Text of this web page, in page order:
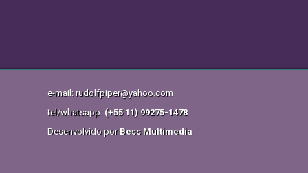
e-mail: rudolfpiper@yahoo.com
tel/whatsapp: (+55 11) 99275-1478
Desenvolvido porBess Multimedia